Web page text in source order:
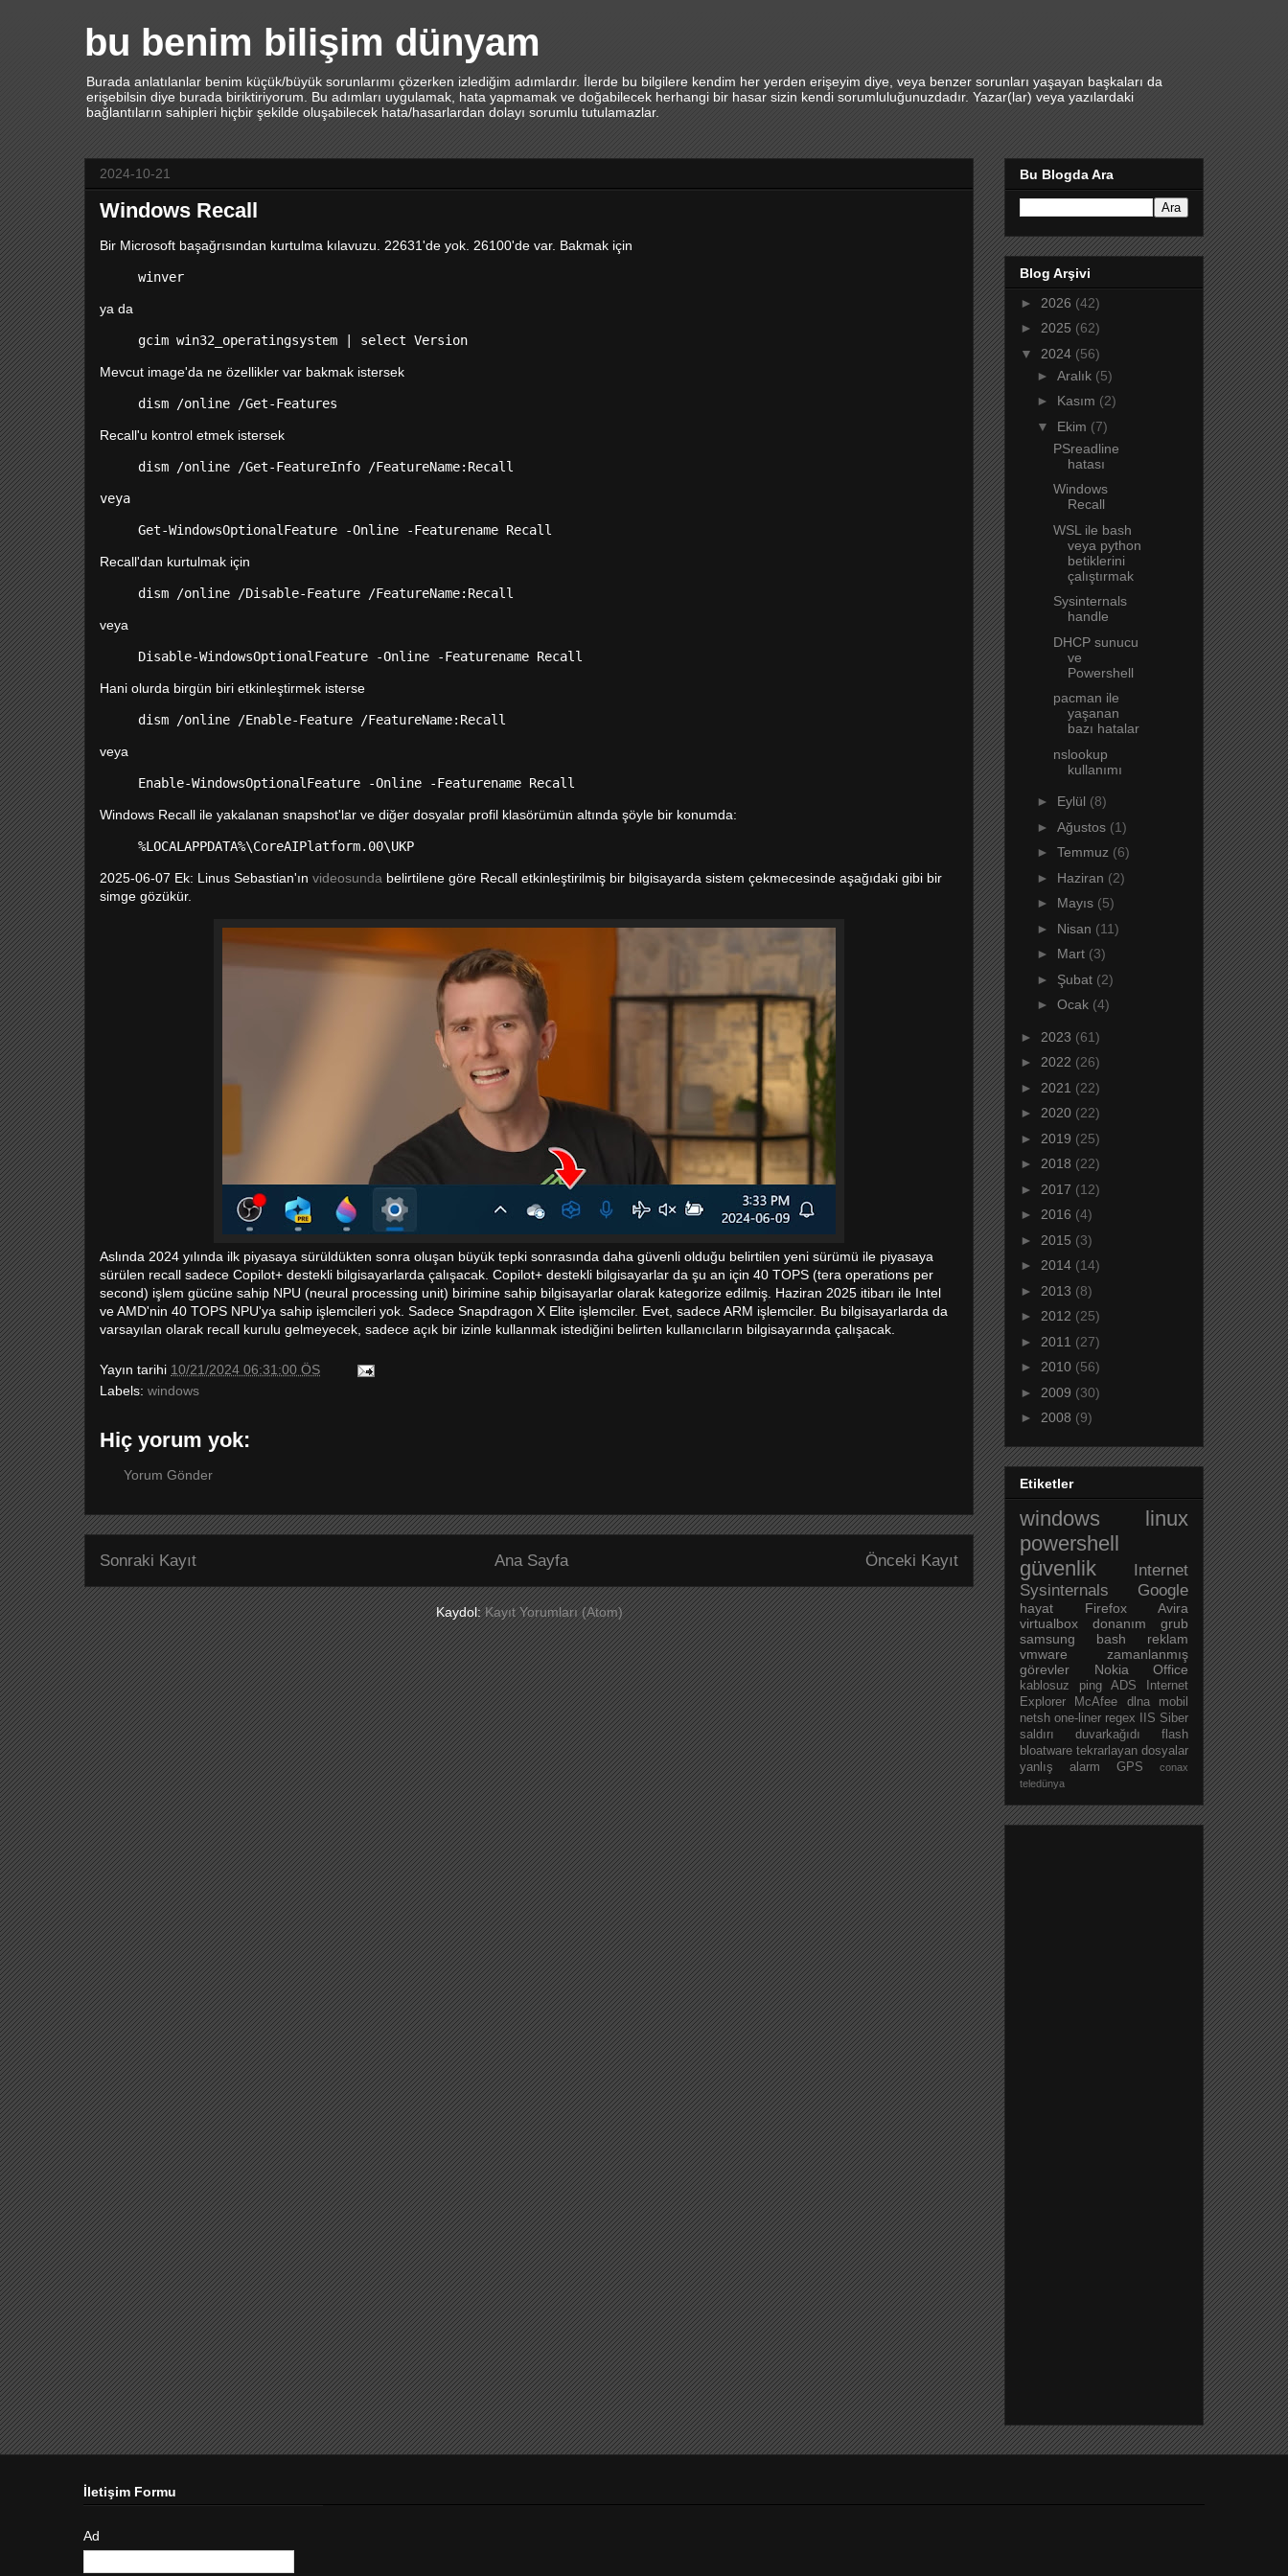
bu benim bilişim dünyam
Burada anlatılanlar benim küçük/büyük sorunlarımı çözerken izlediğim adımlardır. İlerde bu bilgilere kendim her yerden erişeyim diye, veya benzer sorunları yaşayan başkaları da
erişebilsin diye burada biriktiriyorum. Bu adımları uygulamak, hata yapmamak ve doğabilecek herhangi bir hasar sizin kendi sorumluluğunuzdadır. Yazar(lar) veya yazılardaki
bağlantıların sahipleri hiçbir şekilde oluşabilecek hata/hasarlardan dolayı sorumlu tutulamazlar.
2024-10-21
Windows Recall
Bir Microsoft başağrısından kurtulma kılavuzu. 22631'de yok. 26100'de var. Bakmak için
winver
ya da
gcim win32_operatingsystem | select Version
Mevcut image'da ne özellikler var bakmak istersek
dism /online /Get-Features
Recall'u kontrol etmek istersek
dism /online /Get-FeatureInfo /FeatureName:Recall
veya
Get-WindowsOptionalFeature -Online -Featurename Recall
Recall'dan kurtulmak için
dism /online /Disable-Feature /FeatureName:Recall
veya
Disable-WindowsOptionalFeature -Online -Featurename Recall
Hani olurda birgün biri etkinleştirmek isterse
dism /online /Enable-Feature /FeatureName:Recall
veya
Enable-WindowsOptionalFeature -Online -Featurename Recall
Windows Recall ile yakalanan snapshot'lar ve diğer dosyalar profil klasörümün altında şöyle bir konumda:
%LOCALAPPDATA%\CoreAIPlatform.00\UKP
2025-06-07 Ek: Linus Sebastian'ın videosunda belirtilene göre Recall etkinleştirilmiş bir bilgisayarda sistem çekmecesinde aşağıdaki gibi bir
simge gözükür.
Aslında 2024 yılında ilk piyasaya sürüldükten sonra oluşan büyük tepki sonrasında daha güvenli olduğu belirtilen yeni sürümü ile piyasaya
sürülen recall sadece Copilot+ destekli bilgisayarlarda çalışacak. Copilot+ destekli bilgisayarlar da şu an için 40 TOPS (tera operations per
second) işlem gücüne sahip NPU (neural processing unit) birimine sahip bilgisayarlar olarak kategorize edilmiş. Haziran 2025 itibarı ile Intel
ve AMD'nin 40 TOPS NPU'ya sahip işlemcileri yok. Sadece Snapdragon X Elite işlemciler. Evet, sadece ARM işlemciler. Bu bilgisayarlarda da
varsayılan olarak recall kurulu gelmeyecek, sadece açık bir izinle kullanmak istediğini belirten kullanıcıların bilgisayarında çalışacak.
Yayın tarihi 10/21/2024 06:31:00 ÖS
Labels: windows
Hiç yorum yok:
Yorum Gönder
Sonraki Kayıt Önceki Kayıt
Ana Sayfa
Kaydol:Kayıt Yorumları (Atom)
Bu Blogda Ara
Blog Arşivi
► 2026 (42)
► 2025 (62)
▼ 2024 (56)
► Aralık (5)
► Kasım (2)
▼ Ekim (7)
PSreadline
hatası
Windows
Recall
WSL ile bash
veya python
betiklerini
çalıştırmak
Sysinternals
handle
DHCP sunucu
ve
Powershell
pacman ile
yaşanan
bazı hatalar
nslookup
kullanımı
► Eylül (8)
► Ağustos (1)
► Temmuz (6)
► Haziran (2)
► Mayıs (5)
► Nisan (11)
► Mart (3)
► Şubat (2)
► Ocak (4)
► 2023 (61)
► 2022 (26)
► 2021 (22)
► 2020 (22)
► 2019 (25)
► 2018 (22)
► 2017 (12)
► 2016 (4)
► 2015 (3)
► 2014 (14)
► 2013 (8)
► 2012 (25)
► 2011 (27)
► 2010 (56)
► 2009 (30)
► 2008 (9)
Etiketler
windows
linux
powershell
güvenlik
Internet
Sysinternals
Google
hayat Firefox
Avira
virtualbox
donanım
grub
samsung
bash
reklam
vmware
zamanlanmış
görevler
Nokia Office
kablosuz ping ADS
Internet
Explorer
McAfee dlna
mobil
netsh one-liner regex IIS Siber
saldırı
duvarkağıdı
flash
bloatware tekrarlayan dosyalar
yanlış alarm
GPS
conax
teledünya
İletişim Formu
Ad